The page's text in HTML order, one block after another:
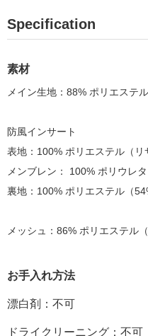
Specification
素材
メイン生地：88% ポリエステル
防風インサート
表地 ：100% ポリエステル （
メンブレン： 100% ポリウレ
裏地 ： 100% ポリエステル （
メッシュ ： 86% ポリエステル
お手入れ方法
漂白剤：不可
ドライクリーニング：不可